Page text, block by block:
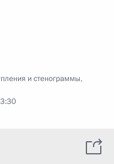
и стенограммы,